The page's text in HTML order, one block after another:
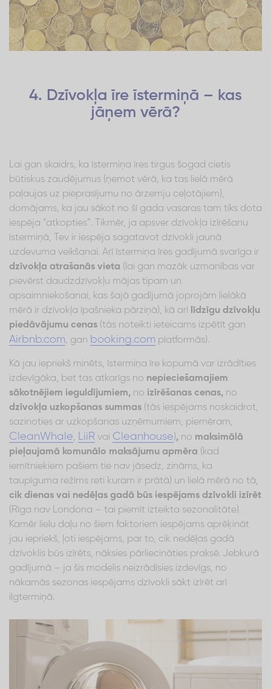
4. Dzīvokļa īre īstermiņā – kas
jāņem vērā?
Lai gan skaidrs, ka īstermiņa īres tirgus šogad cietis
būtiskus zaudējumus (ņemot vērā, ka tas lielā mērā
paļaujas uz pieprasījumu no ārzemju ceļotājiem),
domājams, ka jau sākot no šī gada vasaras tam tiks dota
iespēja “atkopties”. Tikmēr, ja apsver dzīvokļa izīrēšanu
īstermiņā, Tev ir iespēja sagatavot dzīvokli jaunā
uzdevuma veikšanai. Arī īstermiņa īres gadījumā svarīga ir
dzīvokļa atrašanās vieta (lai gan mazāk uzmanības var
pievērst daudzdzīvokļu mājas tipam un
apsaimniekošanai, kas šajā gadījumā joprojām lielākā
mērā ir dzīvokļa īpašnieka pārziņā), kā arī līdzīgu dzīvokļu
piedāvājumu cenas (tās noteikti ieteicams izpētīt gan
Airbnb.com, gan booking.com platformās).
Kā jau iepriekš minēts, īstermiņa īre kopumā var izrādīties
izdevīgāka, bet tas atkarīgs no nepieciešamajiem
sākotnējiem ieguldījumiem, no izīrēšanas cenas, no
dzīvokļa uzkopšanas summas (tās iespējams noskaidrot,
sazinoties ar uzkopšanas uzņēmumiem, piemēram,
CleanWhale, LiiR vai Cleanhouse), no maksimālā
pieļaujamā komunālo maksājumu apmēra (kad
iemītniekiem pašiem tie nav jāsedz, zināms, ka
taupīguma režīms reti kuram ir prātā) un lielā mērā no tā,
cik dienas vai nedēļas gadā būs iespējams dzīvokli izīrēt
(Rīga nav Londona – tai piemīt izteikta sezonalitāte).
Kamēr lielu daļu no šiem faktoriem iespējams aprēķināt
jau iepriekš, ļoti iespējams, par to, cik nedēļas gadā
dzīvoklis būs izīrēts, nāksies pārliecināties praksē. Jebkurā
gadījumā – ja šis modelis neizrādīsies izdevīgs, no
nākamās sezonas iespējams dzīvokli sākt izīrēt arī
ilgtermiņā.